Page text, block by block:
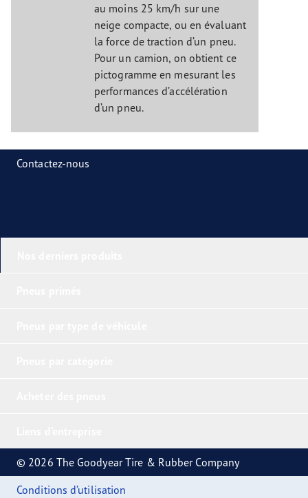
au moins 25 km/h sur une
neige compacte, ou en évaluant
la force de traction d’un pneu.
Pour un camion, on obtient ce
pictogramme en mesurant les
performances d’accélération
d’un pneu.
Contactez-nous
© 2026 The Goodyear Tire & Rubber Company
Conditions d’utilisation